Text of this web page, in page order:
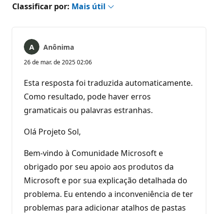
Classificar por: Mais útil
Anônima
26 de mar. de 2025 02:06
Esta resposta foi traduzida automaticamente.
Como resultado, pode haver erros
gramaticais ou palavras estranhas.
Olá Projeto Sol,
Bem-vindo à Comunidade Microsoft e
obrigado por seu apoio aos produtos da
Microsoft e por sua explicação detalhada do
problema. Eu entendo a inconveniência de ter
problemas para adicionar atalhos de pastas